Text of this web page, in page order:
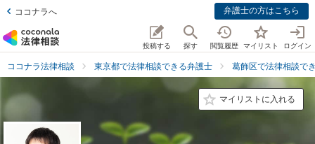
ココナラへ 弁護士の方はこちら
投稿する 探す 閲覧履歴 マイリスト ログイン
ココナラ法律相談 東京都で法律相談できる弁護士 葛飾区で法律相談で
マイリストに入れる